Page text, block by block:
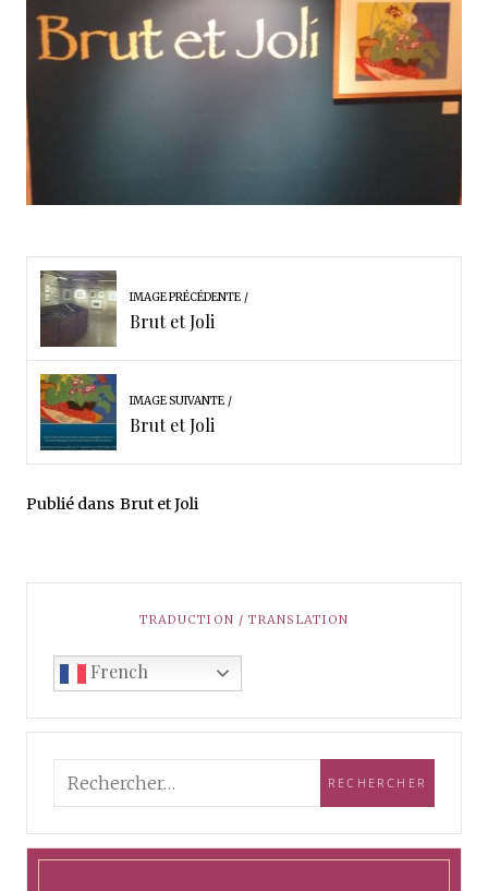
IMAGE PRÉCÉDENTE
Brut et Joli
IMAGE SUIVANTE
Brut et Joli
Publié dans Brut et Joli
TRADUCTION / TRANSLATION
French